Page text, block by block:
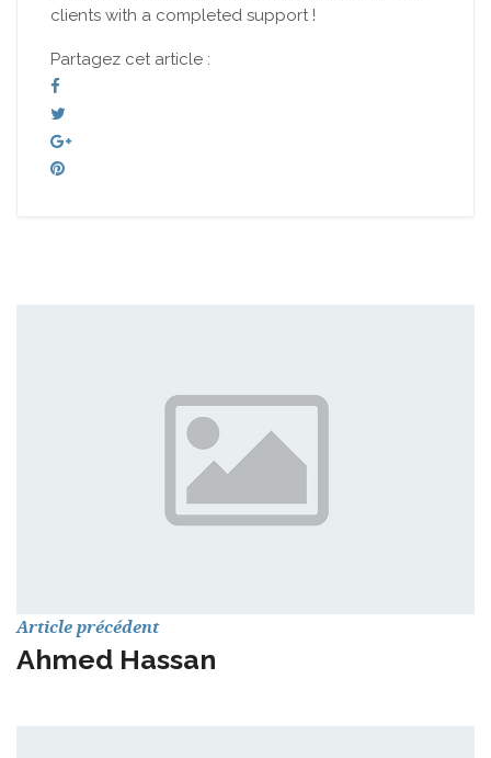
clients with a completed support !
Partagez cet article :
Article précédent
Ahmed Hassan